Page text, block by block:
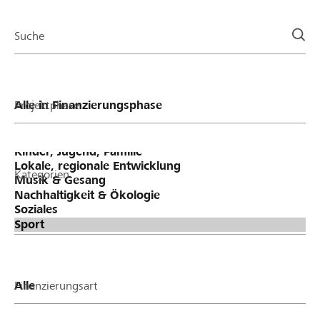
Suche
Projektphase
Kategorien
Finanzierungsart